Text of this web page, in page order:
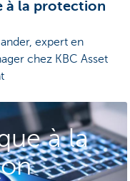
à la protection
expert en
chez KBC Asset
à la